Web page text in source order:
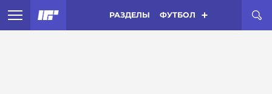
РАЗДЕЛЫ ФУТБОЛ